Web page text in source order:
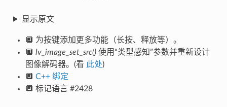
显示原文
🔲 为按键添加更多功能（长按、释放等）。
🔲 lv_image_set_src()使用“类型感知”参数并重新设计
图像解码器。(看 此处)
🔲 C++ 绑定
🔲 标记语言 #2428